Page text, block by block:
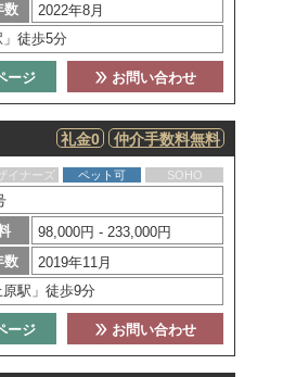
数
2022年8月
徒歩5分
お問い合わせ
ージ
仲介手数料無料
礼金0
イナーズ ペット可 SOHO
98,000円 - 233,000円
数
2019年11月
駅」徒歩9分
お問い合わせ
ージ